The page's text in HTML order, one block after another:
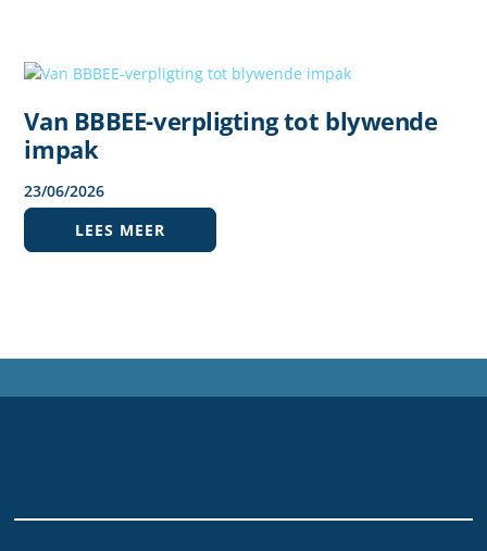
Van BBBEE-verpligting tot blywende
impak
23/06/2026
LEES MEER